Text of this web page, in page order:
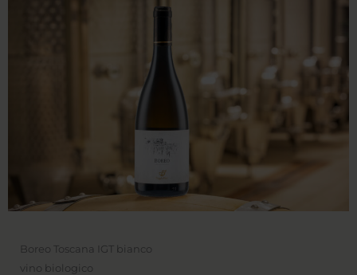
Boreo Toscana IGT bianco
vino biologico